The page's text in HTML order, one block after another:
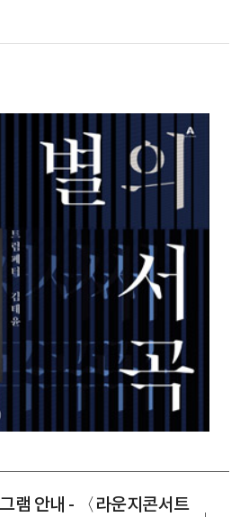
램 안내 - 〈라운지콘서트